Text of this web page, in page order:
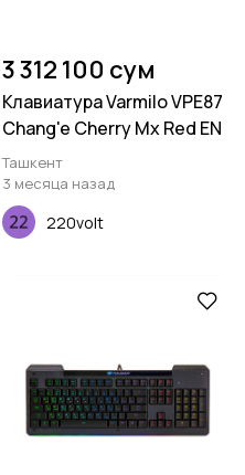
3 312 100 сум
Клавиатура Varmilo VPE87
Chang'e Cherry Mx Red EN
Ташкент
3 месяца назад
220volt